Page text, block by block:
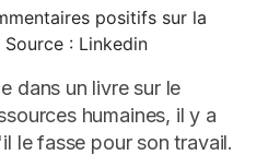
positifs sur la
: Linkedin
dans un livre sur le
humaines, il y a
le fasse pour son travail.